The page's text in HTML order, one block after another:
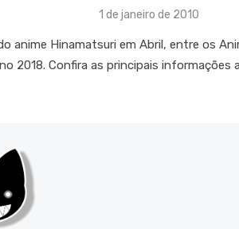
Posted
1 de janeiro de 2010
anime Hinamatsuri em Abril, entre os
2018. Confira as principais informações